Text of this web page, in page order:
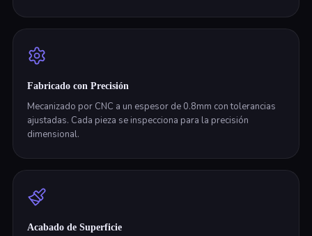
Fabricado con Precisión
Mecanizado por CNC a un espesor de 0.8mm con tolerancias
ajustadas. Cada pieza se inspecciona para la precisión
dimensional.
Acabado de Superficie